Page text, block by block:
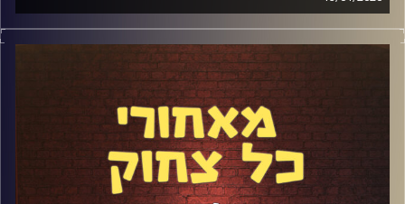
נועם שוסטר אליאסי זכתה בתואר "הקומיקאית היהודייה
המבטיחה בעולם". קצת אחרי שזה קרה, היא עלתה לכותרת בכל
מהדורות החדשות של העולם הערבי. היא גם זכתה במלגה
מטורפת מאוניברסיטת הרווארד. היא מופיעה בעברית, אנגלית
מהיום שהתחילה להופיע. עם סיפור חיים כזה היינו חייבים
לארח אותה בפודקאסט. קבלו את הפרק שיביא את השלום
למזה"ת.